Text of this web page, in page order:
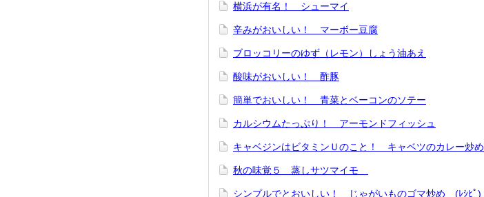
横浜が有名！ シューマイ
辛みがおいしい！ マーボー豆腐
ブロッコリーのゆず（レモン）しょう油あえ
酸味がおいしい！ 酢豚
簡単でおいしい！ 青菜とベーコンのソテー
カルシウムたっぷり！ アーモンドフィッシュ
キャベジンはビタミンＵのこと！ キャベツのカレー炒め
秋の味覚５ 蒸しサツマイモ
シンプルでとおいしい！ じゃがいものゴマ炒め (ﾚｼﾋﾟ)